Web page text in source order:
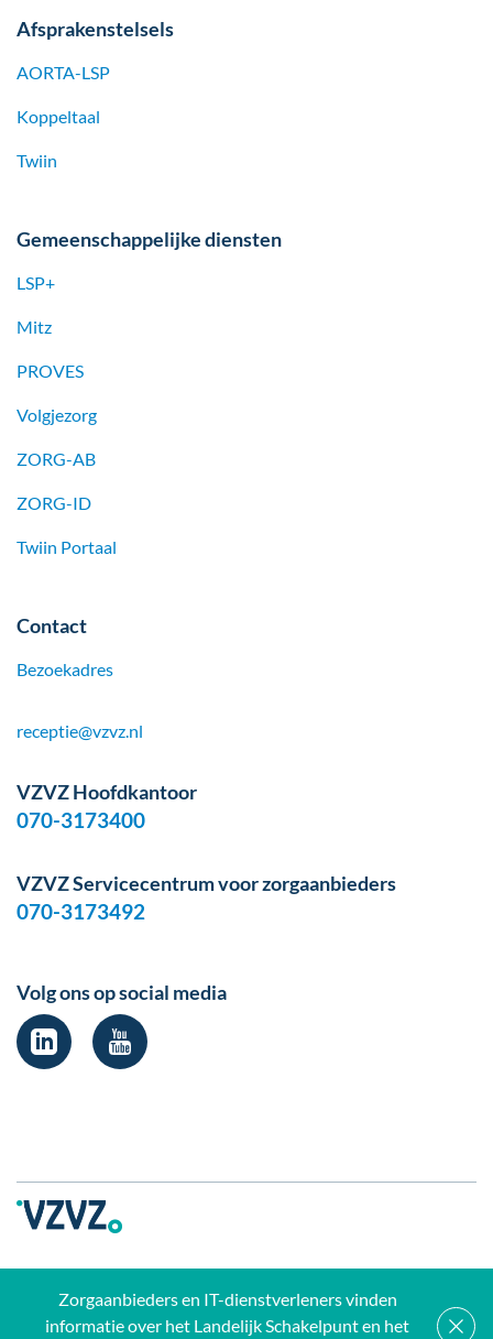
Zorgaanbieders en IT-dienstverleners vinden
informatie over het Landelijk Schakelpunt en het
Afsprakenstelsels
AORTA-LSP
Koppeltaal
Twiin
Gemeenschappelijke diensten
LSP+
Mitz
PROVES
Volgjezorg
ZORG-AB
ZORG-ID
Twiin Portaal
Contact
Bezoekadres
receptie@vzvz.nl
VZVZ Hoofdkantoor
070-3173400
VZVZ Servicecentrum voor zorgaanbieders
070-3173492
Volg ons op social media
Privacy verklaringDisclaimerKlokkenluidersregeling
Beveiligingslek melden Report vulnerability